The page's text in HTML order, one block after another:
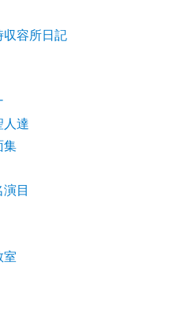
収容所日記
人達
集
目
室